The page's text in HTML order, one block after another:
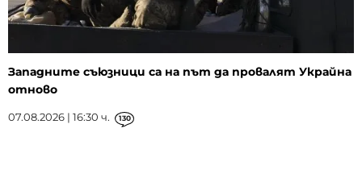
Западните съюзници са на път да провалят Украйна
отново
07.08.2026 | 16:30 ч. 130